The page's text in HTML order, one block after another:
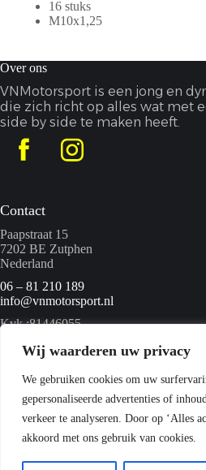
Wij waarderen uw privacy
We gebruiken cookies om uw
gepersonaliseerde advertenties of
verkeer te analyseren. Door op ‘Alles
akkoord met ons gebruik van cookies.
16 stuks
M10x1,25
Over ons
VNMotorsport is een jong en
die zich richt op alles wat met
side by side te maken heeft.
Contact
Paapstraat 15
7202 BE Zutphen
Nederland
06 – 81 210 189
info@vnmotorsport.nl
Kvk :81446055
Menu
Home
Quads
Over ons